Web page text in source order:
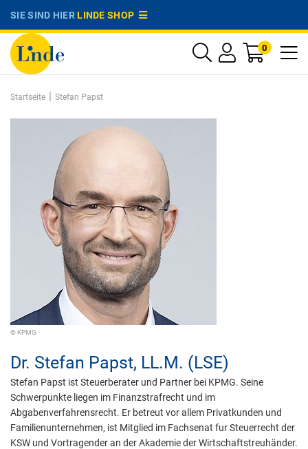
SIE SIND HIERLINDE SHOP
0
Startseite | Stefan Papst
© KPMG
Dr. Stefan Papst, LL.M. (LSE)
Stefan Papst ist Steuerberater und Partner bei KPMG. Seine
Schwerpunkte liegen im Finanzstrafrecht und im
Abgabenverfahrensrecht. Er betreut vor allem Privatkunden und
Familienunternehmen, ist Mitglied im Fachsenat fur Steuerrecht der
KSW und Vortragender an der Akademie der Wirtschaftstreuhänder.